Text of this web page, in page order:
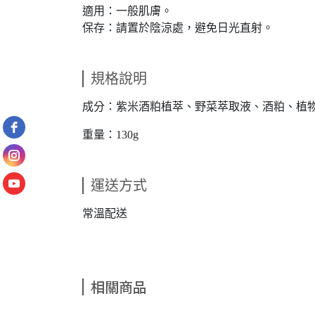
適用：一般肌膚。
保存：請置於陰涼處，避免日光直射。
規格說明
成分：紫米酒粕植萃、野菜萃取液、酒粕、植
重量：130g
運送方式
常溫配送
相關商品